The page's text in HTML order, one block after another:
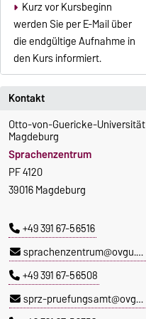
Kurz vor Kursbeginn
werden Sie per E-Mail über
die endgültige Aufnahme in
den Kurs informiert.
Kontakt
Otto-von-Guericke-Universität
Magdeburg
Sprachenzentrum
PF 4120
39016 Magdeburg
+49 391 67-56516
sprachenzentrum@ovgu.de
+49 391 67-56508
sprz-pruefungsamt@ovgu.de